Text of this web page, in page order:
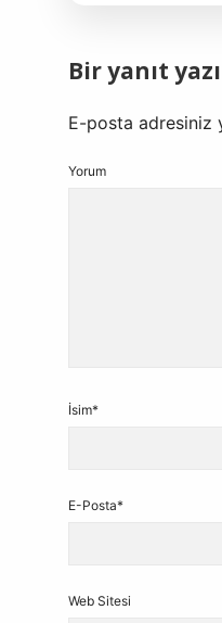
Bir yanıt
E-posta adresiniz
Yorum
İsim*
E-Posta*
Web Sitesi